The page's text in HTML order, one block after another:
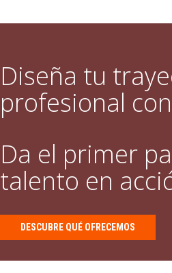
Diseña tu
profesional
Da el primer
talento en
DESCUBRE QUÉ OFRECEMOS